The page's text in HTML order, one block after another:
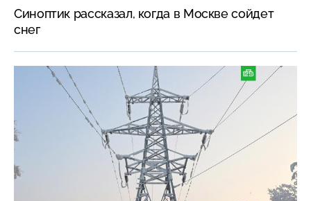
Синоптик рассказал, когда в Москве сойдет
снег